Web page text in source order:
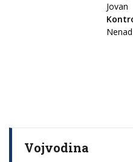
Jovan
Nenad
Vojvodina